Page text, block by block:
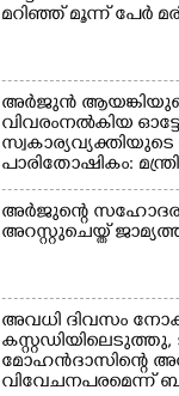
മറിഞ്ഞ് മൂന്ന് പേർ
അർജുൻ
വിവരംനൽകിയ
പാരിതോഷികം:
ചെന്നിത്തല
അർജുന്റെ
അറസ്റ്റുചെയ്ത്
അവധി ദിവസം
കസ്റ്റഡിയിലെടുത്തു,​
മോഹൻദാസിന്റെ
വിവേചനപരമെന്ന്